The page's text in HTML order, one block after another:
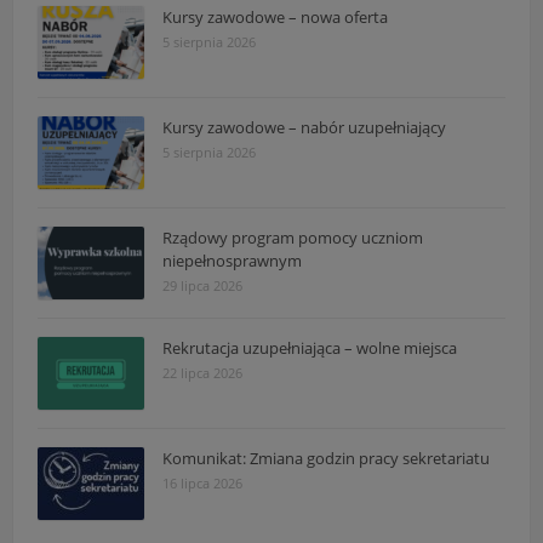
Kursy zawodowe – nowa oferta
5 sierpnia 2026
Kursy zawodowe – nabór uzupełniający
5 sierpnia 2026
Rządowy program pomocy uczniom
niepełnosprawnym
29 lipca 2026
Rekrutacja uzupełniająca – wolne miejsca
22 lipca 2026
Komunikat: Zmiana godzin pracy sekretariatu
16 lipca 2026